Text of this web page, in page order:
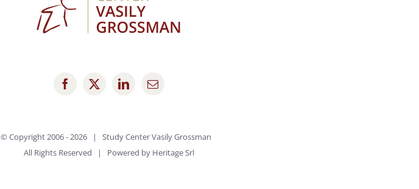
© Copyright 2006 -2026 | Study Center Vasily Grossman
All Rights Reserved | Powered by Heritage Srl